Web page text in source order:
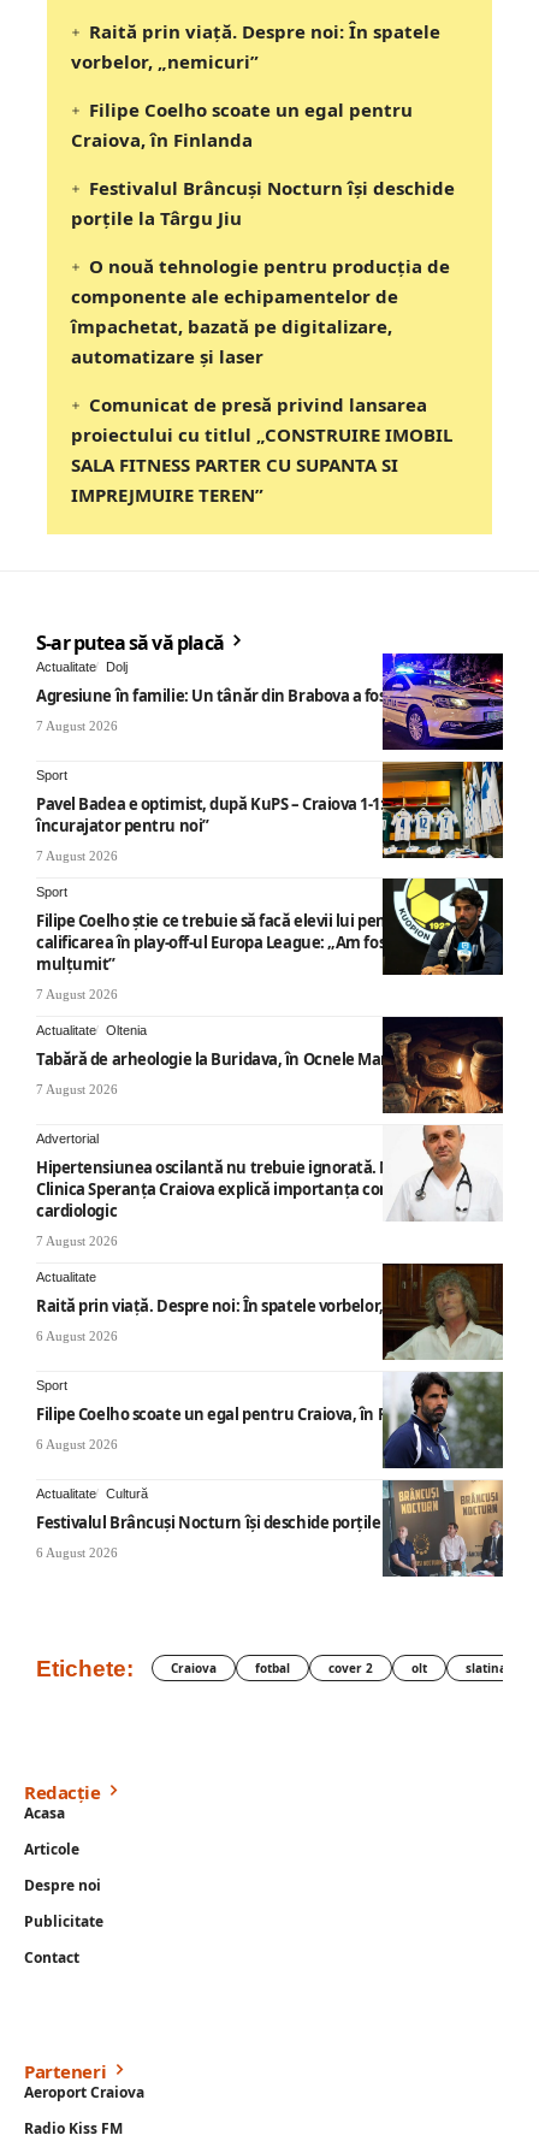
Raită prin viață. Despre noi: În spatele
vorbelor, „nemicuri”
Filipe Coelho scoate un egal pentru
Craiova, în Finlanda
Festivalul Brâncuși Nocturn își deschide
porțile la Târgu Jiu
O nouă tehnologie pentru producția de
componente ale echipamentelor de
împachetat, bazată pe digitalizare,
automatizare și laser
Comunicat de presă privind lansarea
proiectului cu titlul „CONSTRUIRE IMOBIL
SALA FITNESS PARTER CU SUPANTA SI
IMPREJMUIRE TEREN”
S-ar putea să vă placă
Actualitate Dolj
Agresiune în familie: Un tânăr din Brabova a fost arestat
7 August 2026
Sport
Pavel Badea e optimist, după KuPS – Craiova 1-1: „Un rezultat
încurajator pentru noi”
7 August 2026
Sport
Filipe Coelho știe ce trebuie să facă elevii lui pentru a obține
calificarea în play-off-ul Europa League: „Am fost foarte
mulțumit”
7 August 2026
Actualitate Oltenia
Tabără de arheologie la Buridava, în Ocnele Mari
7 August 2026
Advertorial
Hipertensiunea oscilantă nu trebuie ignorată. Medicii de la
Clinica Speranța Craiova explică importanța consultului
cardiologic
7 August 2026
Actualitate
Raită prin viață. Despre noi: În spatele vorbelor, „nemicuri”
6 August 2026
Sport
Filipe Coelho scoate un egal pentru Craiova, în Finlanda
6 August 2026
Actualitate Cultură
Festivalul Brâncuși Nocturn își deschide porțile la Târgu Jiu
6 August 2026
Etichete: Craiova fotbal cover 2 olt slatina
Redacție
Acasa
Articole
Despre noi
Publicitate
Contact
Parteneri
Aeroport Craiova
Radio Kiss FM